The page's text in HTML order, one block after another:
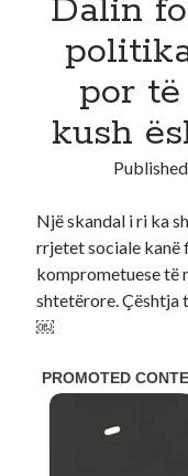
Recent
No comments to show.
Dalin
por
kush
Një skandal i ri ka
rrjetet sociale kanë
komprometuese të
shtetërore. Çështja
￼